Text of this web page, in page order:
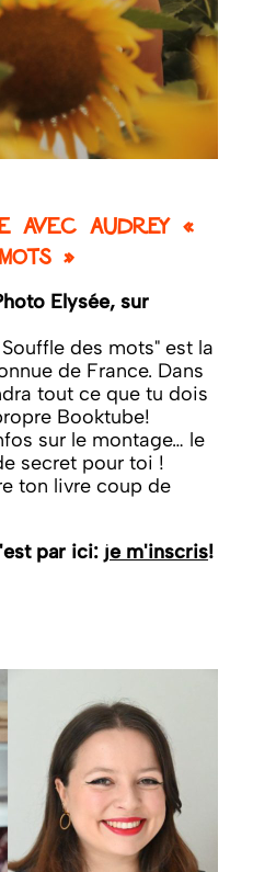
avec Audrey «
»
Elysée, sur
des mots" est la
de France. Dans
tout ce que tu dois
Booktube!
sur le montage… le
secret pour toi !
ton livre coup de
par ici: je m'inscris!